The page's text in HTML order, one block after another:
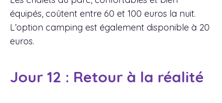
équipés, coûtent entre 60 et 100 euros la nuit.
L’option camping est également disponible à 20
euros.
Jour 12 : Retour à la réalité